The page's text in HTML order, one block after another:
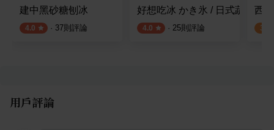
建中黑砂糖刨冰
4.0 · 37則評論
好想吃冰 かき氷 / 日式蔬食 中
4.0 · 25則評論
西
3.0
用戶評論